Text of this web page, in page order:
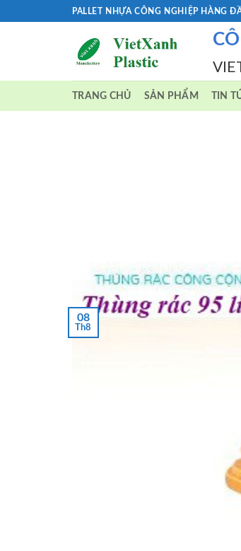
to
PALLET NHỰA CÔNG NGHIỆP HÀNG
TRANG CHỦ SẢN PHẨM TIN
08
Th8